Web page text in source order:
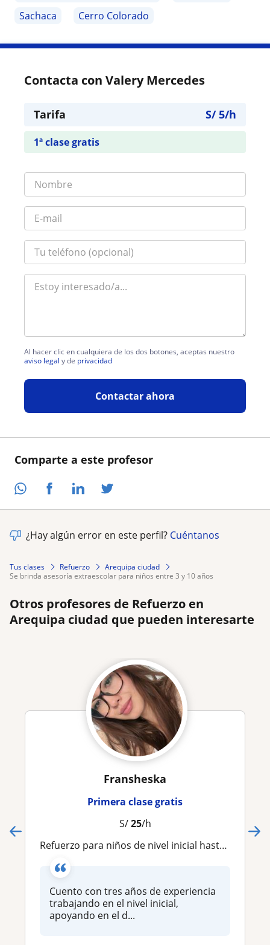
Comparte a este profesor
Sachaca
Cerro Colorado
Contacta con Valery Mercedes
Tarifa S/5/h
1ª clase gratis
Al hacer clic en cualquiera de los dos botones, aceptas nuestro
aviso legal y de privacidad
Contactar ahora
¿Hay algún error en este perfil? Cuéntanos
Tus clases Refuerzo
Arequipa ciudad
se brinda asesoría extraescolar para niños entre 3 y 10 años
Otros profesores de Refuerzo en
Arequipa ciudad que pueden interesarte
Fransheska
Primera clase gratis
S/25/h
Refuerzo para niños de nivel inicial hasta primero de primaria
Cuento con tres años de experiencia
trabajando en el nivel inicial,
apoyando en el d...